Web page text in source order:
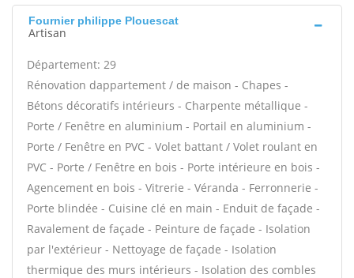
Fournier philippe Plouescat
Artisan
Département: 29
Rénovation dappartement / de maison - Chapes -
Bétons décoratifs intérieurs - Charpente métallique -
Porte / Fenêtre en aluminium - Portail en aluminium -
Porte / Fenêtre en PVC - Volet battant / Volet roulant en
PVC - Porte / Fenêtre en bois - Porte intérieure en bois -
Agencement en bois - Vitrerie - Véranda - Ferronnerie -
Porte blindée - Cuisine clé en main - Enduit de façade -
Ravalement de façade - Peinture de façade - Isolation
par l'extérieur - Nettoyage de façade - Isolation
thermique des murs intérieurs - Isolation des combles